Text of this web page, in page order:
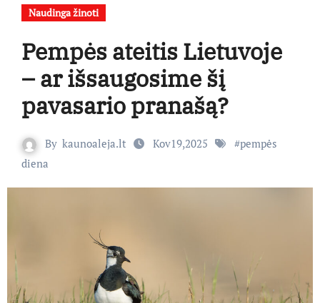
Naudinga žinoti
Pempės ateitis Lietuvoje
– ar išsaugosime šį
pavasario pranašą?
By kaunoaleja.lt Kov19,2025 #pempės
diena